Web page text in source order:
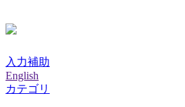
入力補助
English
カテゴリ